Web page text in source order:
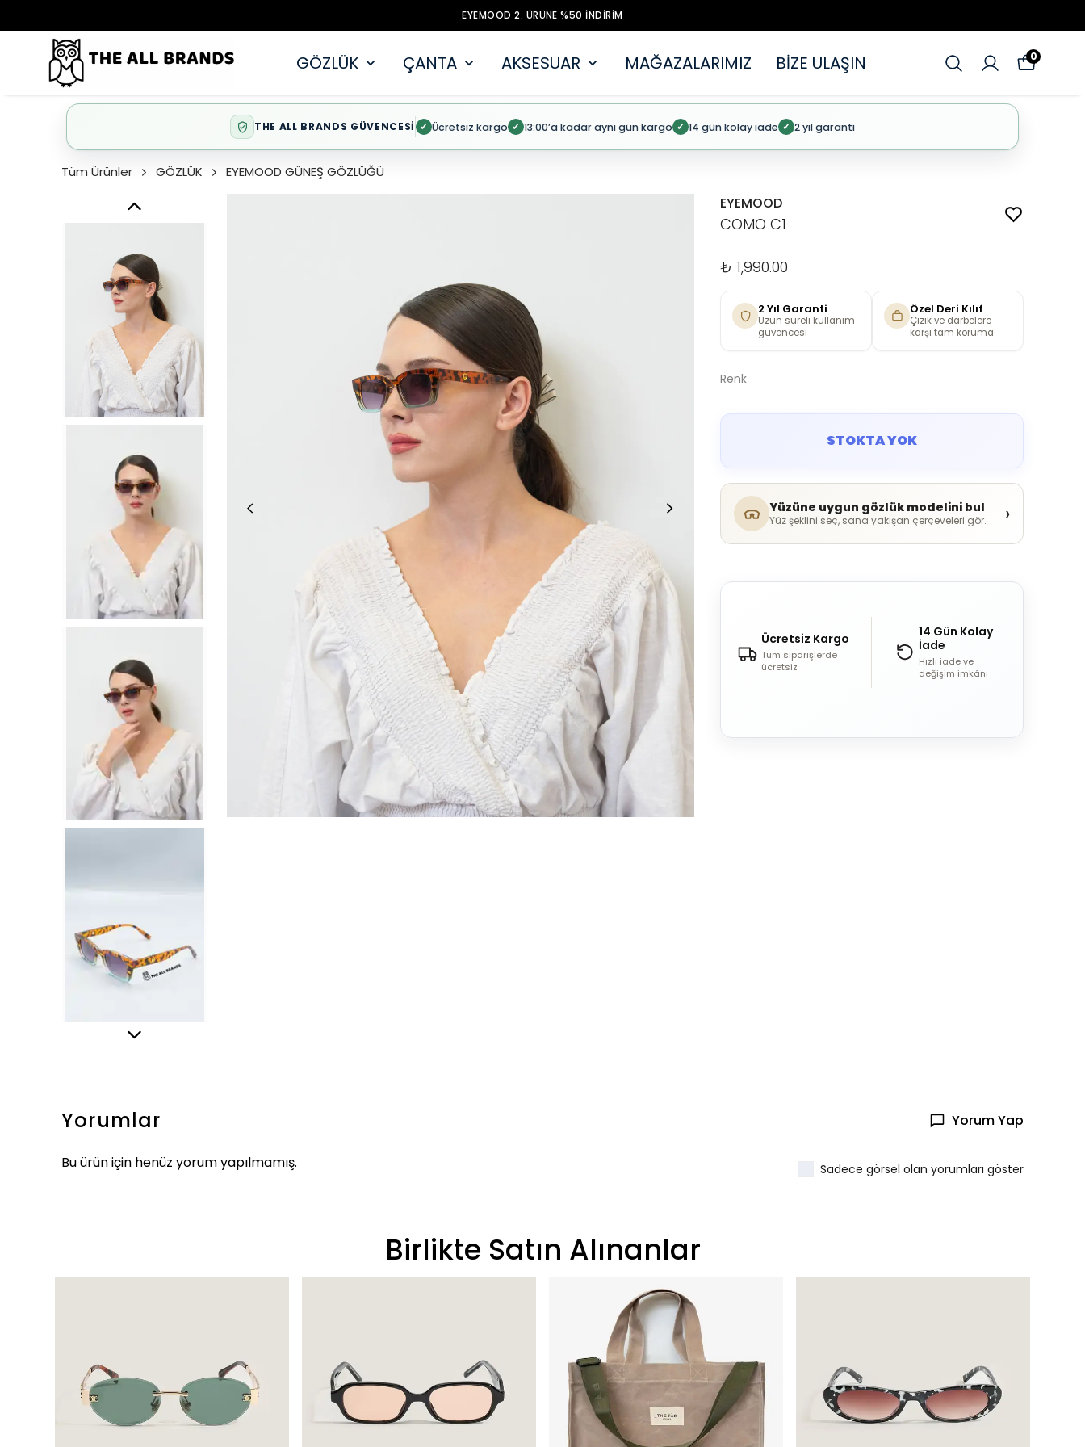
EYEMOOD 2. ÜRÜNE %50 İNDİRİM
GÖZLÜK ÇANTA AKSESUAR MAĞAZALARIMIZ BİZE ULAŞIN 0
THE ALL BRANDS GÜVENCESİ ✓ Ücretsiz kargo ✓ 13:00’a kadar aynı gün kargo ✓ 14 gün kolay iade ✓ 2 yıl garanti
Tüm Ürünler GÖZLÜK EYEMOOD GÜNEŞ GÖZLÜĞÜ
EYEMOOD
COMO C1
₺ 1,990.00
2 Yıl Garanti
Uzun süreli kullanım
güvencesi
Özel Deri Kılıf
Çizik ve darbelere
karşı tam koruma
Renk
STOKTA YOK
Yüzüne uygun gözlük modelini bul
Yüz şeklini seç, sana yakışan çerçeveleri gör. ›
Ücretsiz Kargo
Tüm siparişlerde
ücretsiz
14 Gün Kolay
İade
Hızlı iade ve
değişim imkânı
Yorumlar Yorum Yap
Bu ürün için henüz yorum yapılmamış. Sadece görsel olan yorumları göster
Birlikte Satın Alınanlar